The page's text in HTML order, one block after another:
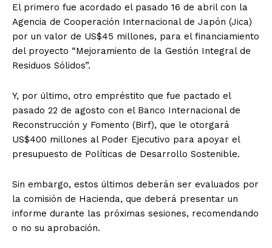
El primero fue acordado el pasado 16 de abril con la
Agencia de Cooperación Internacional de Japón (Jica)
por un valor de US$45 millones, para el financiamiento
del proyecto “Mejoramiento de la Gestión Integral de
Residuos Sólidos”.
Y, por último, otro empréstito que fue pactado el
pasado 22 de agosto con el Banco Internacional de
Reconstrucción y Fomento (Birf), que le otorgará
US$400 millones al Poder Ejecutivo para apoyar el
presupuesto de Políticas de Desarrollo Sostenible.
Sin embargo, estos últimos deberán ser evaluados por
la comisión de Hacienda, que deberá presentar un
informe durante las próximas sesiones, recomendando
o no su aprobación.